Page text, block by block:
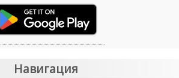
Навигация